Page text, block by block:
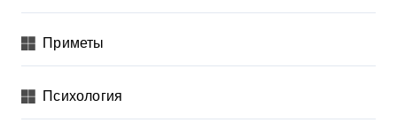
Приметы
Психология